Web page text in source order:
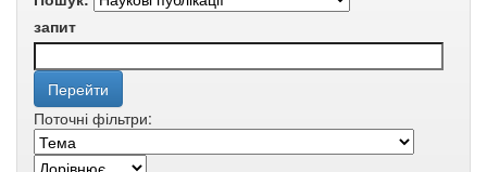
запит
Поточні фільтри: